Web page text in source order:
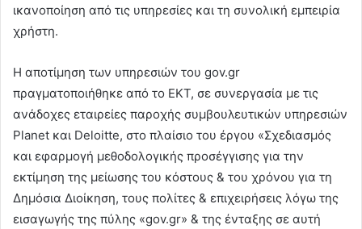
ικανοποίηση από τις υπηρεσίες και τη συνολική εμπειρία
χρήστη.
Η αποτίμηση των υπηρεσιών του gov.gr
πραγματοποιήθηκε από το ΕΚΤ, σε συνεργασία με τις
ανάδοχες εταιρείες παροχής συμβουλευτικών υπηρεσιών
Planet και Deloitte, στο πλαίσιο του έργου «Σχεδιασμός
και εφαρμογή μεθοδολογικής προσέγγισης για την
εκτίμηση της μείωσης του κόστους & του χρόνου για τη
Δημόσια Διοίκηση, τους πολίτες & επιχειρήσεις λόγω της
εισαγωγής της πύλης «gov.gr» & της ένταξης σε αυτή